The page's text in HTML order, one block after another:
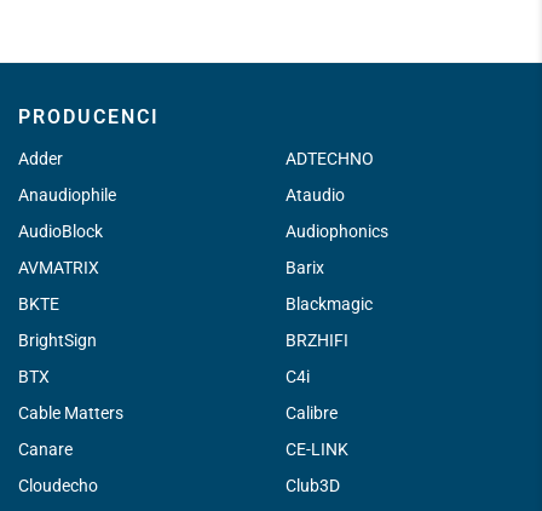
PRODUCENCI
Adder
ADTECHNO
Anaudiophile
Ataudio
AudioBlock
Audiophonics
AVMATRIX
Barix
BKTE
Blackmagic
BrightSign
BRZHIFI
BTX
C4i
Cable Matters
Calibre
Canare
CE-LINK
Cloudecho
Club3D